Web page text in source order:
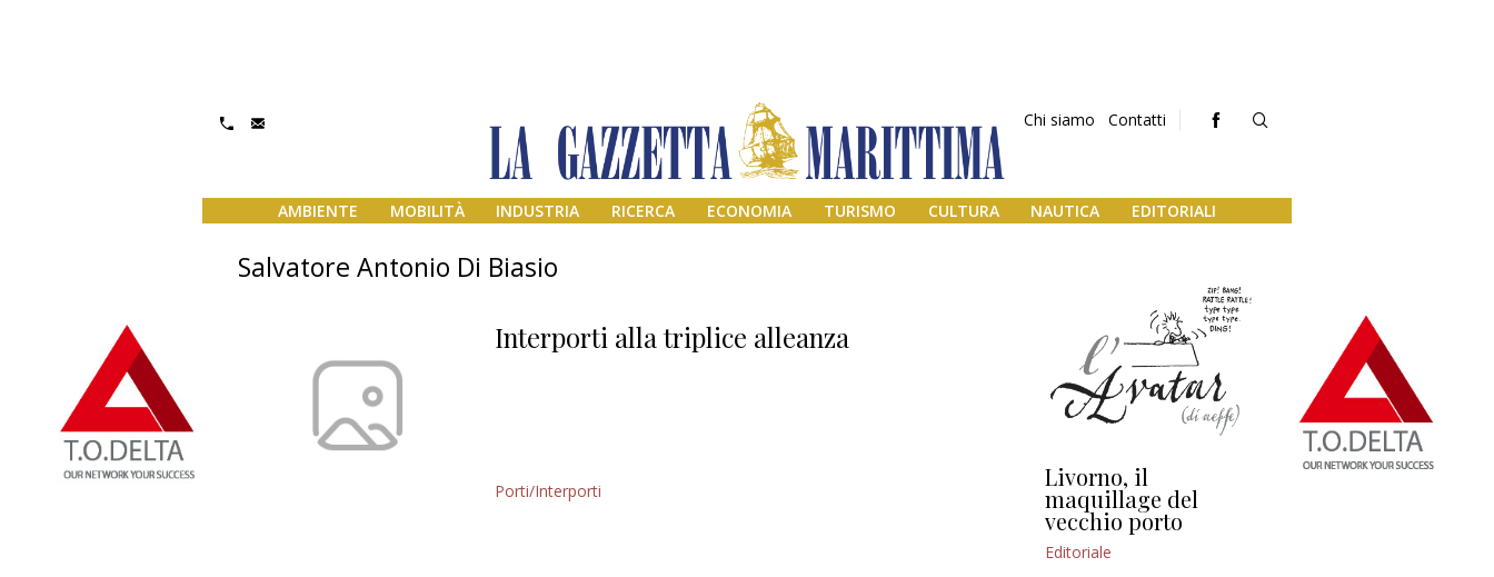
Chi siamo Contatti
AMBIENTE MOBILITÀ INDUSTRIA RICERCA ECONOMIA TURISMO CULTURA NAUTICA EDITORIALI
Salvatore Antonio Di Biasio
Interporti alla triplice alleanza
Porti/Interporti Livorno, il
maquillage del
vecchio porto
Editoriale
L’uscita di scena di